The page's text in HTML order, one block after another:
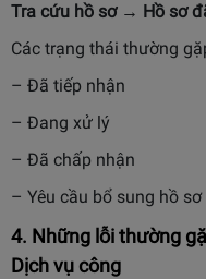
Tra cứu hồ sơ → Hồ sơ
Các trạng thái thường
– Đã tiếp nhận
– Đang xử lý
– Đã chấp nhận
– Yêu cầu bổ sung hồ sơ
4. Những lỗi thường
Dịch vụ công